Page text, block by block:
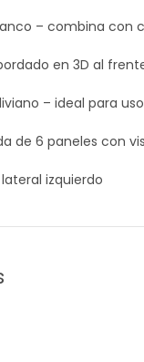
– combina con
en 3D al
– ideal para
de 6 paneles con
izquierdo